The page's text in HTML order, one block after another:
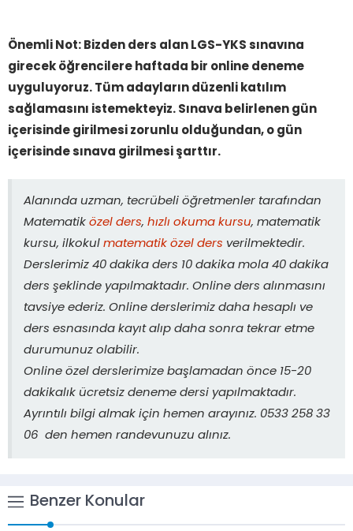
Önemli Not: Bizden ders alan LGS-YKS sınavına
girecek öğrencilere haftada bir online deneme
uyguluyoruz. Tüm adayların düzenli katılım
sağlamasını istemekteyiz. Sınava belirlenen gün
içerisinde girilmesi zorunlu olduğundan, o gün
içerisinde sınava girilmesi şarttır.
Alanında uzman, tecrübeli öğretmenler tarafından
Matematik özel ders, hızlı okuma kursu, matematik
kursu, ilkokul matematik özel ders verilmektedir.
Derslerimiz 40 dakika ders 10 dakika mola 40 dakika
ders şeklinde yapılmaktadır. Online ders alınmasını
tavsiye ederiz. Online derslerimiz daha hesaplı ve
ders esnasında kayıt alıp daha sonra tekrar etme
durumunuz olabilir.
Online özel derslerimize başlamadan önce 15-20
dakikalık ücretsiz deneme dersi yapılmaktadır.
Ayrıntılı bilgi almak için hemen arayınız. 0533 258 33
06 den hemen randevunuzu alınız.
Benzer Konular